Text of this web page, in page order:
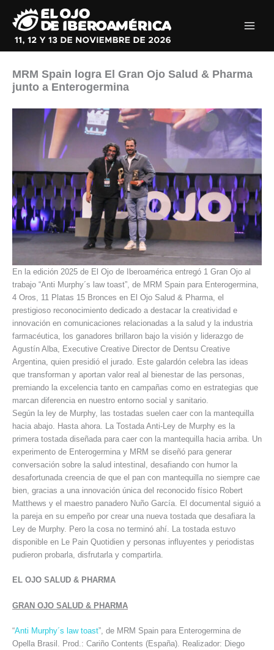
contenido
MRM Spain logra El Gran Ojo Salud & Pharma
junto a Enterogermina
En la edición 2025 de El Ojo de Iberoamérica entregó 1 Gran Ojo al
trabajo “Anti Murphy´s law toast”, de MRM Spain para Enterogermina,
4 Oros, 11 Platas 15 Bronces en El Ojo Salud & Pharma, el
prestigioso reconocimiento dedicado a destacar la creatividad e
innovación en comunicaciones relacionadas a la salud y la industria
farmacéutica, los ganadores brillaron bajo la visión y liderazgo de
Agustín Alba, Executive Creative Director de Dentsu Creative
Argentina, quien presidió el jurado. Este galardón celebra las ideas
que transforman y aportan valor real al bienestar de las personas,
premiando la excelencia tanto en campañas como en estrategias que
marcan diferencia en nuestro entorno social y sanitario.
Según la ley de Murphy, las tostadas suelen caer con la mantequilla
hacia abajo. Hasta ahora. La Tostada Anti-Ley de Murphy es la
primera tostada diseñada para caer con la mantequilla hacia arriba. Un
experimento de Enterogermina y MRM se diseñó para generar
conversación sobre la salud intestinal, desafiando con humor la
desafortunada creencia de que el pan con mantequilla no siempre cae
bien, gracias a una innovación única del reconocido físico Robert
Matthews y el maestro panadero Nuño García. El documental siguió a
la pareja en su empeño por crear una nueva tostada que desafiara la
Ley de Murphy. Pero la cosa no terminó ahí. La tostada estuvo
disponible en Le Pain Quotidien y personas influyentes y periodistas
pudieron probarla, disfrutarla y compartirla.
EL OJO SALUD & PHARMA
GRAN OJO SALUD & PHARMA
“Anti Murphy´s law toast”, de MRM Spain para Enterogermina de
Opella Brasil. Prod.: Cariño Contents (España). Realizador: Diego